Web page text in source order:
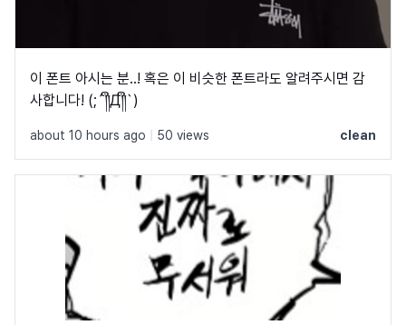
이 폰트 아시는 분..! 혹은 이 비슷한 폰트라도 알려주시면 감
사합니다! (;´༎ຶД༎ຶ`)
about 10 hours ago 50 views clean